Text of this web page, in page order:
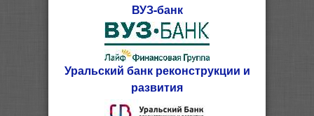
ВУЗ-банк
Уральский банк реконструкции и
развития